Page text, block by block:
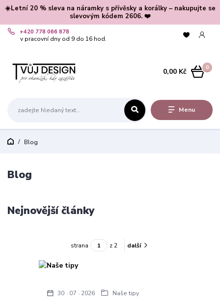
☀️Letní 20 % sleva na náramky s přívěsky a korálky – nakupujte se
slevovým kódem 2606. ❤️
Menu
+420 778 066 878
v pracovní dny od 9 do 16 hod.
0
0,00 Kč
Blog
Blog
Nejnovější články
strana z 2 další
30 07 2026 Naše tipy